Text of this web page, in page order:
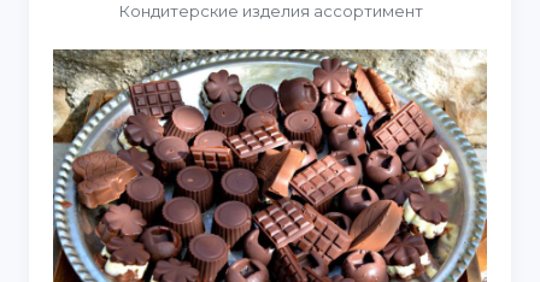
Кондитерские изделия ассортимент